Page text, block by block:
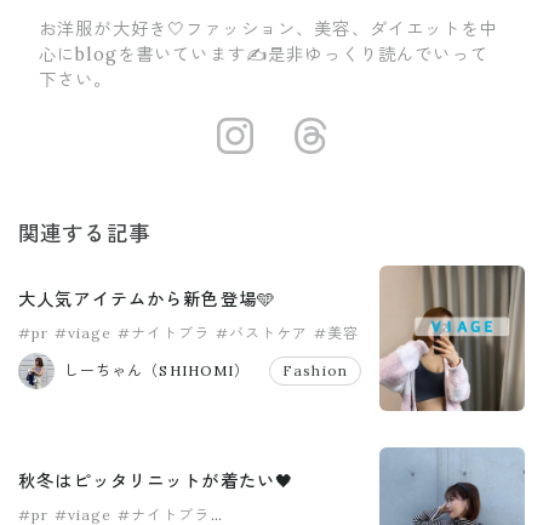
お洋服が大好き🤍ファッション、美容、ダイエットを中
心にblogを書いています✍️是非ゆっくり読んでいって
下さい。
https://
関連する記事
大人気アイテムから新色登場🩵
#pr #viage #ナイトブラ #バストケア #美容
#自分磨き
しーちゃん（SHIHOMI）
Fashion
秋冬はピッタリニットが着たい🖤
#pr #viage #ナイトブラ